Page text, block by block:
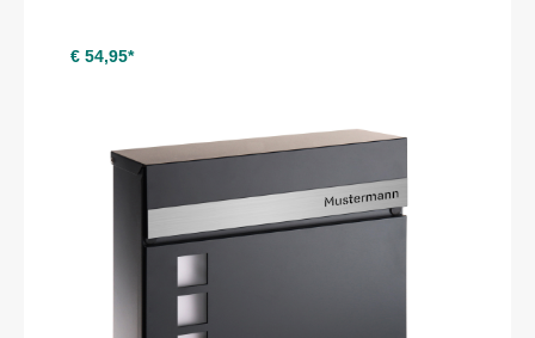
€ 54,95*